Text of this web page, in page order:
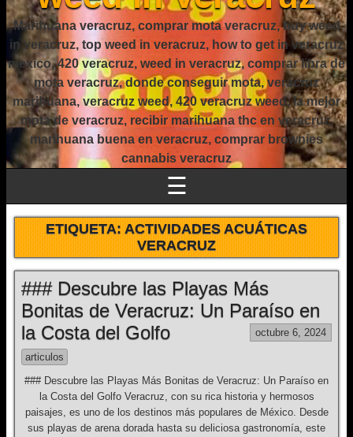
Marihuana veracruz, comprar mota veracruz, buy weed
in veracruz, top weed in veracruz, how to get in veracruz
mexico, 420 veracruz, weed in veracruz, comprar libra de
mota veracruz, donde conseguir mota, veracruz
marihuana, veracruz weed, 420 veracruz weed, la mejor
mota de veracruz, recibir marihuana thc en veracruz,
marihuana buena en veracruz, comprar brownies
cannabis veracruz
☰
ETIQUETA:ACTIVIDADES ACUÁTICAS
VERACRUZ
### Descubre las Playas Más
Bonitas de Veracruz: Un Paraíso en
la Costa del Golfo
octubre 6, 2024
articulos
### Descubre las Playas Más Bonitas de Veracruz: Un Paraíso en
la Costa del Golfo Veracruz, con su rica historia y hermosos
paisajes, es uno de los destinos más populares de México. Desde
sus playas de arena dorada hasta su deliciosa gastronomía, este